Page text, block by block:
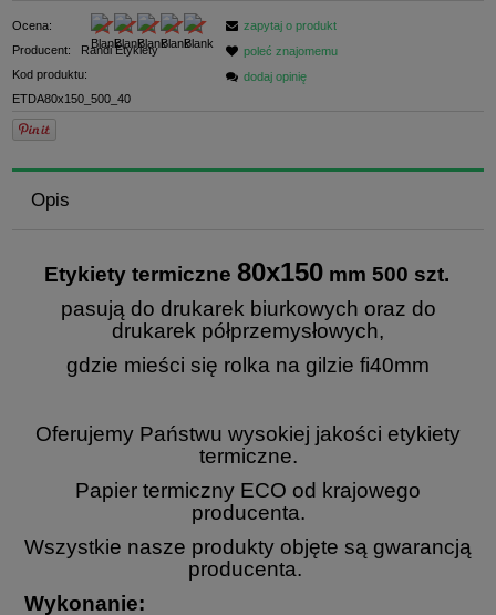
Ocena:
Producent:
Randi Etykiety
Kod produktu:
ETDA80x150_500_40
zapytaj o produkt
poleć znajomemu
dodaj opinię
Opis
Etykiety termiczne 80x150mm 500 szt.
pasują do drukarek biurkowych oraz do
drukarek półprzemysłowych,
gdzie mieści się rolka na gilzie fi40mm
Oferujemy Państwu wysokiej jakości etykiety
termiczne.
Papier termiczny ECO od krajowego
producenta.
Wszystkie nasze produkty objęte są gwarancją
producenta.
Wykonanie: